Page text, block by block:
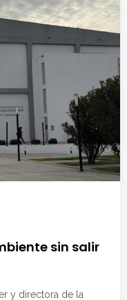
sin salir
y directora de la